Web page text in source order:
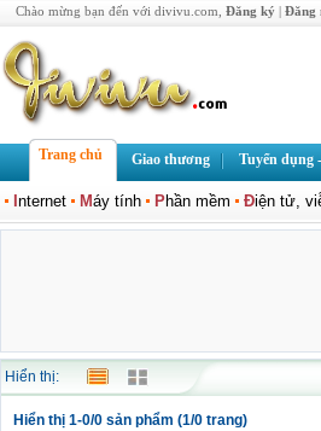
Chào mừng bạn đến với divivu.com, Đăng ký | Đăng
Trang chủ Giao thương Tuyển dụng
nternet Máy tính Phần mềm Điện tử,
Hiển thị:
Hiển thị 1-0/0 sản phẩm (1/0 trang)